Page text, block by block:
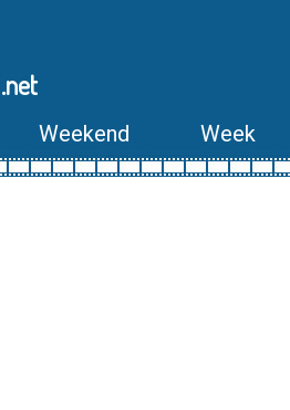
.net
Weekend Week